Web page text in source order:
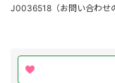
J0036518（お問い合わせ